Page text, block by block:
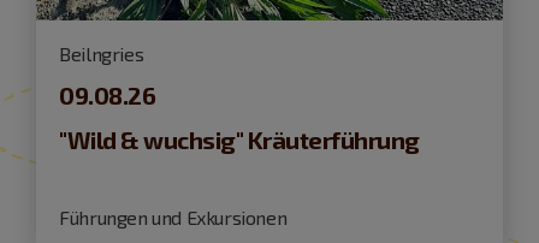
Beilngries
09.08.26
"Wild & wuchsig" Kräuterführung
Führungen und Exkursionen